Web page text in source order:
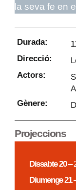
la seva fe en
Durada:
Direcció:
Actors:
Gènere:
Projeccions
Dissabte 20–
Diumenge 21